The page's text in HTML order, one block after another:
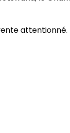
attentionné.